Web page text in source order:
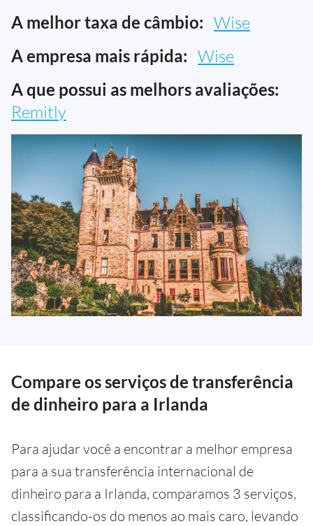
A melhor taxa de câmbio: Wise
A empresa mais rápida: Wise
A que possui as melhors avaliações:
Remitly
Compare os serviços de transferência
de dinheiro para a Irlanda
Para ajudar você a encontrar a melhor empresa
para a sua transferência internacional de
dinheiro para a Irlanda, comparamos 3 serviços,
classificando-os do menos ao mais caro, levando